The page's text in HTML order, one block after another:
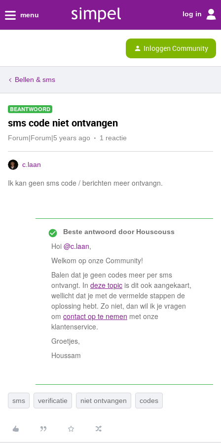
menu log in
Inloggen Community
Bellen & sms
BEANTWOORD
sms code niet ontvangen
Forum|Forum|5 years ago 1 reactie
c.laan
Ik kan geen sms code / berichten meer ontvangn.
Beste antwoord doorHouscouss
Hoi @c.laan,
Welkom op onze Community!
Balen dat je geen codes meer per sms
ontvangt. In deze topic is dit ook aangekaart,
wellicht dat je met de vermelde stappen de
oplossing hebt. Zo niet, dan wil ik je vragen
om contact op te nemen met onze
klantenservice.
Groetjes,
Houssam
sms verificatie niet ontvangen codes